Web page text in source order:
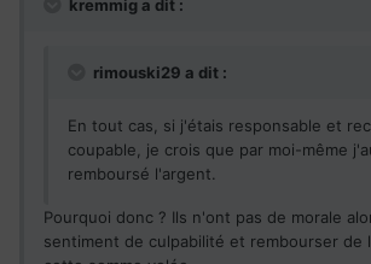
kremmig a dit :
rimouski29 a dit :
En tout cas, si j'étais responsable et
coupable, je crois que par moi-même
remboursé l'argent.
Pourquoi donc ? Ils n'ont pas de morale
sentiment de culpabilité et rembourser de